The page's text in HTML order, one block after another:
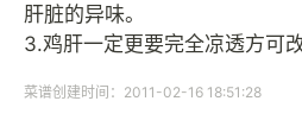
肝脏的异味。
3.鸡肝一定更要完全凉透方可改
菜谱创建时间：2011-02-16 18:51:28